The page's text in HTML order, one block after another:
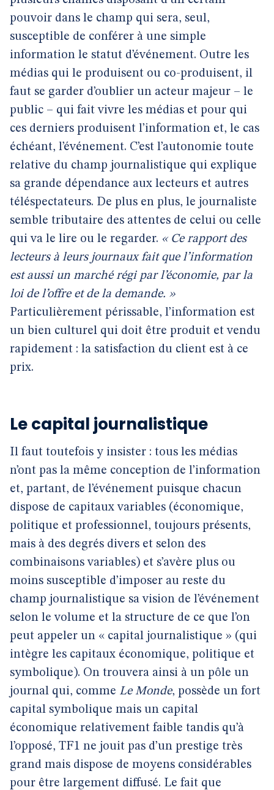
pouvoir dans le champ qui sera, seul,
susceptible de conférer à une simple
information le statut d’événement. Outre les
médias qui le produisent ou co-produisent, il
faut se garder d’oublier un acteur majeur – le
public – qui fait vivre les médias et pour qui
ces derniers produisent l’information et, le cas
échéant, l’événement. C’est l’autonomie toute
relative du champ journalistique qui explique
sa grande dépendance aux lecteurs et autres
téléspectateurs. De plus en plus, le journaliste
semble tributaire des attentes de celui ou celle
qui va le lire ou le regarder. « Ce rapport des
lecteurs à leurs journaux fait que l’information
est aussi un marché régi par l’économie, par la
loi de l’offre et de la demande. »
Particulièrement périssable, l’information est
un bien culturel qui doit être produit et vendu
rapidement : la satisfaction du client est à ce
prix.
Le capital journalistique
Il faut toutefois y insister : tous les médias
n’ont pas la même conception de l’information
et, partant, de l’événement puisque chacun
dispose de capitaux variables (économique,
politique et professionnel, toujours présents,
mais à des degrés divers et selon des
combinaisons variables) et s’avère plus ou
moins susceptible d’imposer au reste du
champ journalistique sa vision de l’événement
selon le volume et la structure de ce que l’on
peut appeler un « capital journalistique » (qui
intègre les capitaux économique, politique et
symbolique). On trouvera ainsi à un pôle un
journal qui, comme Le Monde, possède un fort
capital symbolique mais un capital
économique relativement faible tandis qu’à
l’opposé, TF1 ne jouit pas d’un prestige très
grand mais dispose de moyens considérables
pour être largement diffusé. Le fait que